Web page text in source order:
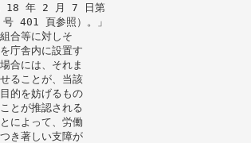
18 年 2 月 7 日第
401 頁参照）。」
合等に対しそ
庁舎内に設置す
合には、それま
ることが、当該
的を妨げるもの
とが推認される
によって、労働
き著しい支障が